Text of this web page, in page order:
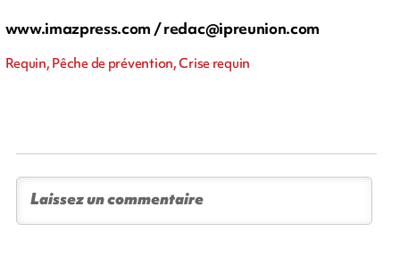
www.imazpress.com /redac@ipreunion.com
Requin, Pêche de prévention, Crise requin